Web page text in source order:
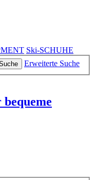
Ski-SCHUHE
Erweiterte Suche
bequeme